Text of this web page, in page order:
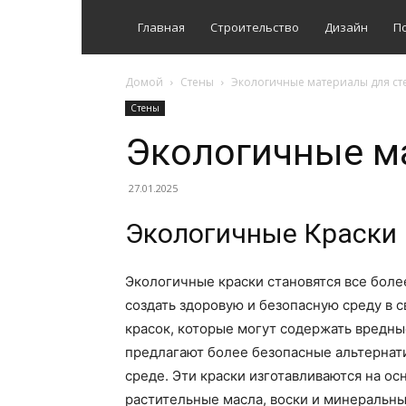
Главная Строительство Дизайн
Домой Стены Экологичные материалы для
Стены
Экологичные
27.01.2025
Экологичные Краски
Экологичные краски становятся все
создать здоровую и безопасную среду в
красок, которые могут содержать
предлагают более безопасные
среде. Эти краски изготавливаются на
растительные масла, воски и